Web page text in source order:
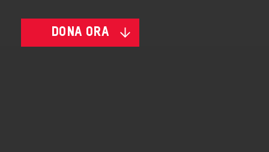
DONA ORA